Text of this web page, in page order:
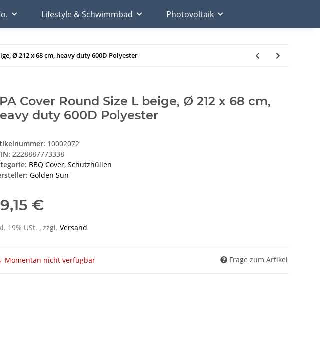
Lifestyle & Schwimmbad Photovoltaik
Ø 212 x 68 cm, heavy duty 600D Polyester
Cover Round Size L beige, Ø 212 x 68 cm,
duty 600D Polyester
10002072
2228887773338
BBQ Cover, Schutzhüllen
Golden Sun
€
19% USt. , zzgl. Versand
Momentan nicht verfügbar Frage zum Artikel